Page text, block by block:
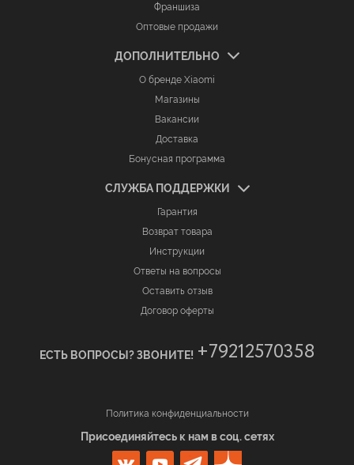
Франшиза
Оптовые продажи
ДОПОЛНИТЕЛЬНО
О бренде Xiaomi
Магазины
Вакансии
Доставка
Бонусная программа
СЛУЖБА ПОДДЕРЖКИ
Гарантия
Возврат товара
Инструкции
Ответы на вопросы
Оставить отзыв
Договор оферты
ЕСТЬ ВОПРОСЫ? ЗВОНИТЕ! +79212570358
Политика конфиденциальности
Присоединяйтесь к нам в соц. сетях